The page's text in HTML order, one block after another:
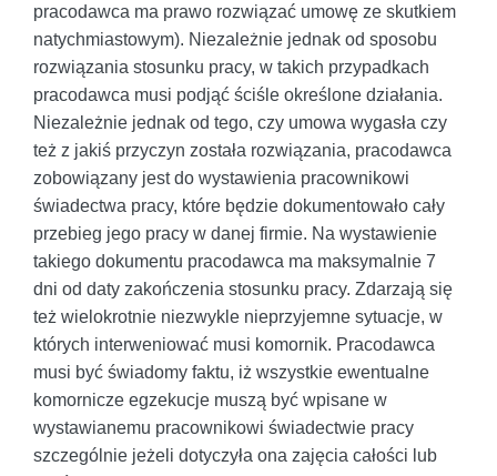
pracodawca ma prawo rozwiązać umowę ze skutkiem
natychmiastowym). Niezależnie jednak od sposobu
rozwiązania stosunku pracy, w takich przypadkach
pracodawca musi podjąć ściśle określone działania.
Niezależnie jednak od tego, czy umowa wygasła czy
też z jakiś przyczyn została rozwiązania, pracodawca
zobowiązany jest do wystawienia pracownikowi
świadectwa pracy, które będzie dokumentowało cały
przebieg jego pracy w danej firmie. Na wystawienie
takiego dokumentu pracodawca ma maksymalnie 7
dni od daty zakończenia stosunku pracy. Zdarzają się
też wielokrotnie niezwykle nieprzyjemne sytuacje, w
których interweniować musi komornik. Pracodawca
musi być świadomy faktu, iż wszystkie ewentualne
komornicze egzekucje muszą być wpisane w
wystawianemu pracownikowi świadectwie pracy
szczególnie jeżeli dotyczyła ona zajęcia całości lub